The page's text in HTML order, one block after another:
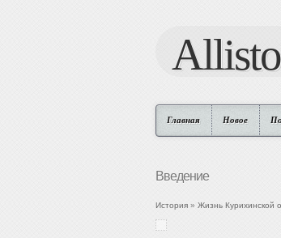
Главная Новое
Введение
История » Жизнь Курихинской